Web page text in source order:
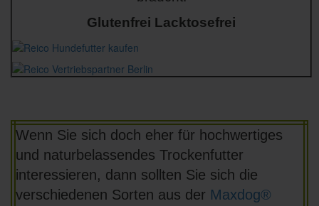
Glutenfrei Lacktosefrei
Wenn Sie sich doch eher für hochwertiges
und naturbelassendes Trockenfutter
interessieren, dann sollten Sie sich die
verschiedenen Sorten aus der Maxdog®